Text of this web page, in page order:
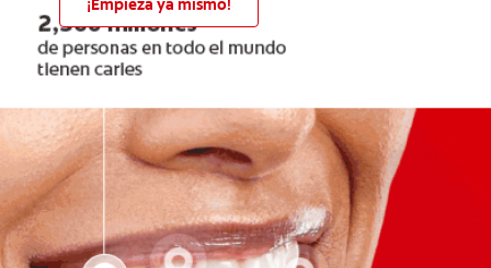
¡Empieza ya mismo!